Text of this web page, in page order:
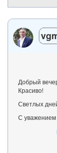
Добрый
Красиво!
Светлых
С